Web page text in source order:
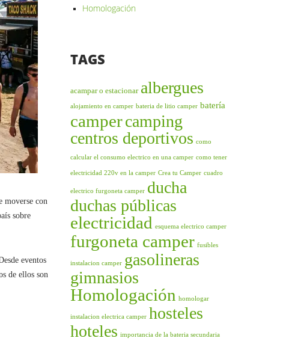
moverse con
sobre
eventos
de ellos son
Homologación
TAGS
acampar o estacionar albergues
alojamiento en camper bateria de litio camper batería
campercamping
centros deportivos como
calcular el consumo electrico en una camper como tener
electricidad 220v en la camper Crea tu Camper cuadro
electrico furgoneta camper ducha
duchas públicas
electricidad esquema electrico camper
furgoneta camper fusibles
instalacion camper gasolineras
gimnasios
Homologación homologar
instalacion electrica camper hosteles
hoteles importancia de la bateria secundaria